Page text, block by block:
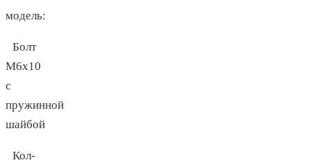
модель:
Болт
М6х10
с
пружинной
шайбой
Кол-